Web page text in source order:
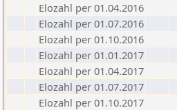
Elozahl per 01.04.2016
Elozahl per 01.07.2016
Elozahl per 01.10.2016
Elozahl per 01.01.2017
Elozahl per 01.04.2017
Elozahl per 01.07.2017
Elozahl per 01.10.2017